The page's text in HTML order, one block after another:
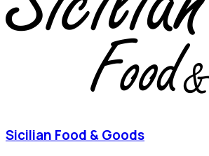
Sicilian Food & Goods